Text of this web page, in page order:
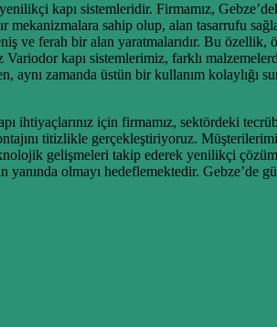
kapı sistemleridir. Firmamız,
sahip olup, alan tasarrufu
ve ferah bir alan yaratmalarıdır. Bu
kapı sistemlerimiz, farklı
zamanda üstün bir kullanım kolaylığı
ihtiyaçlarınız için firmamız, sektördeki
titizlikle gerçekleştiriyoruz.
gelişmeleri takip ederek yenilikçi
yanında olmayı hedeflemektedir. Gebze’de